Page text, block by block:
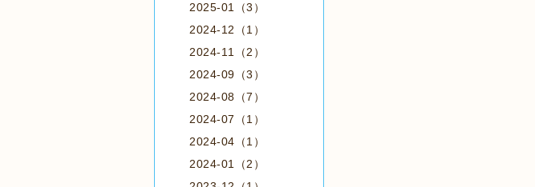
2025-01（3）
2024-12（1）
2024-11（2）
2024-09（3）
2024-08（7）
2024-07（1）
2024-04（1）
2024-01（2）